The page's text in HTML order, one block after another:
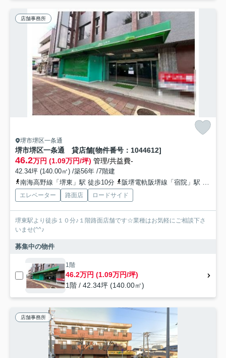
店舗事務所
堺市堺区一条通
堺市堺区一条通 貸店舗[物件番号：1044612]
46.2万円 (1.09万円/坪) 管理/共益費-
42.34坪 (140.00㎡) /築56年 /7階建
南海高野線「堺東」駅 徒歩10分
阪堺電軌阪堺線「宿院」駅 徒歩15分
エレベーター 路面店 ロードサイド
堺東駅より徒歩１０分♪１階路面店舗です☆業種はお気軽にご相談下さ
いませ(^^♪
募集中の物件
1階
46.2万円 (1.09万円/坪)
1階 / 42.34坪 (140.00㎡)
店舗事務所